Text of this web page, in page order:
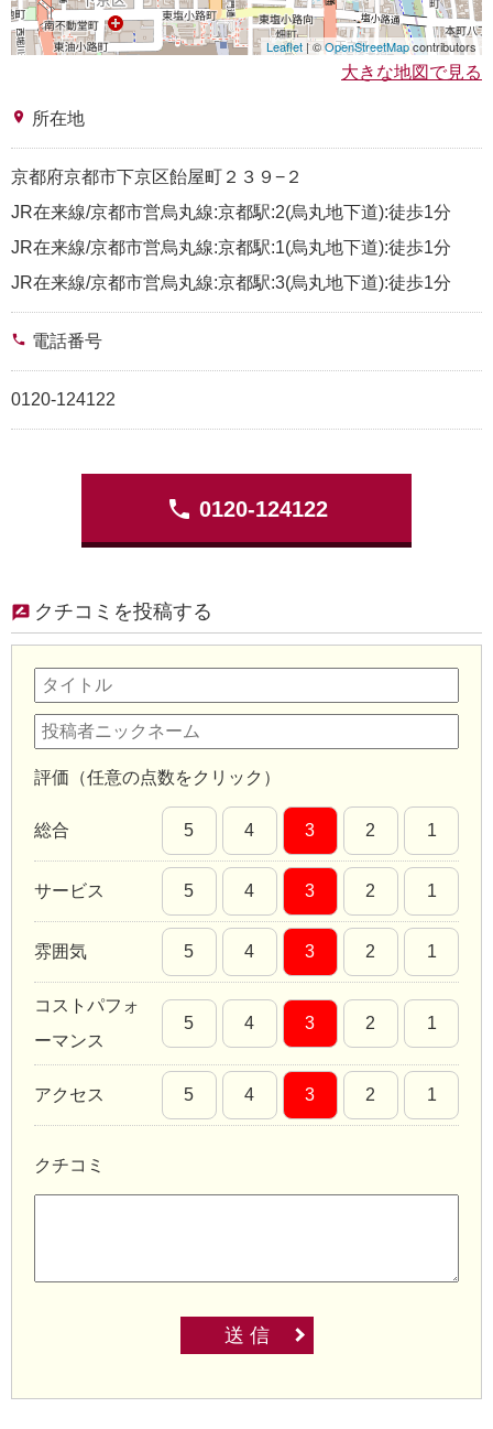
Leaflet | ©OpenStreetMapcontributors
大きな地図で見る
place 所在地
京都府京都市下京区飴屋町２３９−２
JR在来線/京都市営烏丸線:京都駅:2(烏丸地下道):徒歩1分
JR在来線/京都市営烏丸線:京都駅:1(烏丸地下道):徒歩1分
JR在来線/京都市営烏丸線:京都駅:3(烏丸地下道):徒歩1分
phone 電話番号
0120-124122
phone 0120-124122
クチコミを投稿する
評価（任意の点数をクリック）
総合 5 4 3 2 1
サービス 5 4 3 2 1
雰囲気 5 4 3 2 1
コストパフォ
ーマンス
5 4 3 2 1
アクセス 5 4 3 2 1
クチコミ
送 信